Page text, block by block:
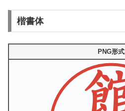
楷書体
PNG形式